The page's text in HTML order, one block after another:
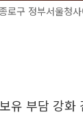
구 정부서울청
유 부담 강